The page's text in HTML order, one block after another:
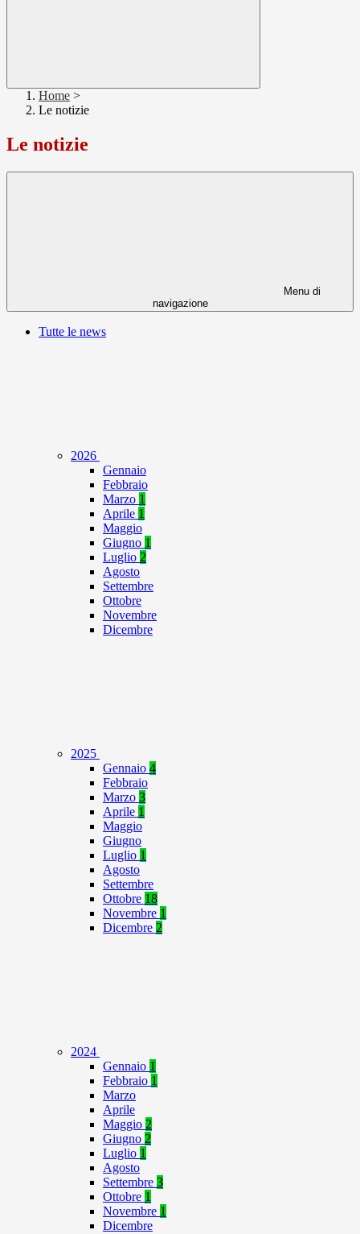
Home >
Le notizie
Le notizie
Menu di
navigazione
Tutte le news
2026
Gennaio
Febbraio
Marzo 1
Aprile 1
Maggio
Giugno 1
Luglio 2
Agosto
Settembre
Ottobre
Novembre
Dicembre
2025
Gennaio 4
Febbraio
Marzo 3
Aprile 1
Maggio
Giugno
Luglio 1
Agosto
Settembre
Ottobre 18
Novembre 1
Dicembre 2
2024
Gennaio 1
Febbraio 1
Marzo
Aprile
Maggio 2
Giugno 2
Luglio 1
Agosto
Settembre 3
Ottobre 1
Novembre 1
Dicembre